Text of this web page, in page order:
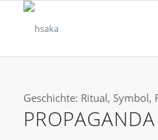
Geschichte: Ritual, Symbol,
PROPAGANDA